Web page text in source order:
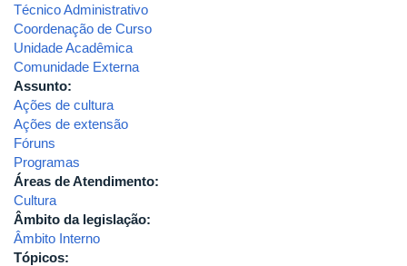
Técnico Administrativo
Coordenação de Curso
Unidade Acadêmica
Comunidade Externa
Assunto:
Ações de cultura
Ações de extensão
Fóruns
Programas
Áreas de Atendimento:
Cultura
Âmbito da legislação:
Âmbito Interno
Tópicos: